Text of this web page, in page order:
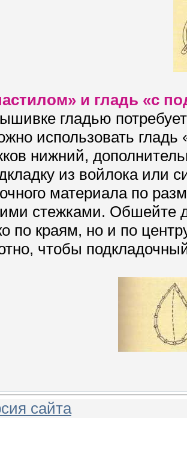
и гладь «с
гладью
использовать
нижний,
из войлока или
материала по
стежками. Обшейте
по краям, но и по
чтобы
сайта